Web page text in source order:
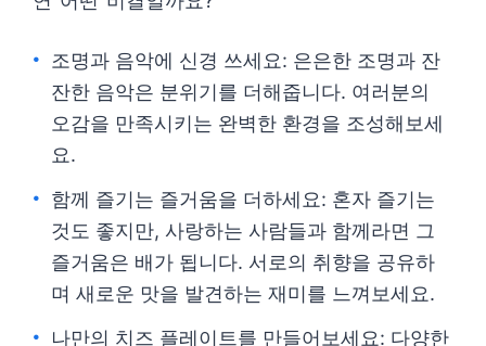
조명과 음악에 신경 쓰세요: 은은한 조명과 잔
잔한 음악은 분위기를 더해줍니다. 여러분의
오감을 만족시키는 완벽한 환경을 조성해보세
요.
함께 즐기는 즐거움을 더하세요: 혼자 즐기는
것도 좋지만, 사랑하는 사람들과 함께라면 그
즐거움은 배가 됩니다. 서로의 취향을 공유하
며 새로운 맛을 발견하는 재미를 느껴보세요.
나만의 치즈 플레이트를 만들어보세요: 다양한